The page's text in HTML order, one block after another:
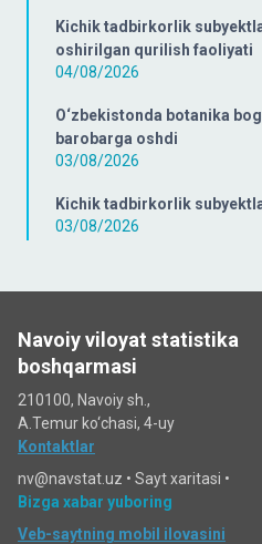
Kichik tadbirkorlik
oshirilgan qurilish faoliyati
04/08/2026
O‘zbekistonda botanika
barobarga oshdi
03/08/2026
Kichik tadbirkorlik
03/08/2026
Navoiy viloyat statistika
boshqarmasi
210100, Navoiy sh.,
A.Temur ko‘chаsi, 4-uy
Kontaktlar
nv@navstat.uz • Sayt xaritasi •
Bizga xabar yuboring
Veb-saytning mobil ilovasini